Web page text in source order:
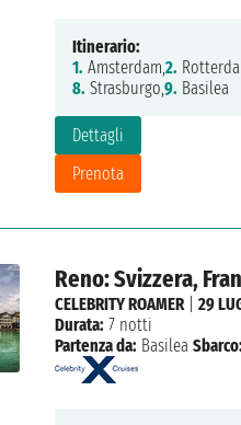
Dettagli
Prenota
Itinerario:
1. Amsterdam,2.
8. Strasburgo,9. Basilea
Reno: Svizzera,
CELEBRITY ROAMER| 29
Durata: 7 notti
Partenza da: Basilea Sbarco: